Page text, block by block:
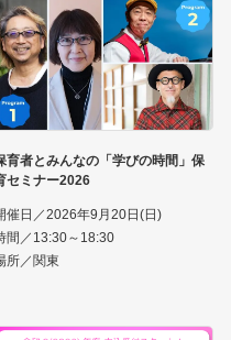
育者とみんなの「学びの時間」保
セミナー2026
催日／2026年9月20日(日)
間／13:30～18:30
所／関東